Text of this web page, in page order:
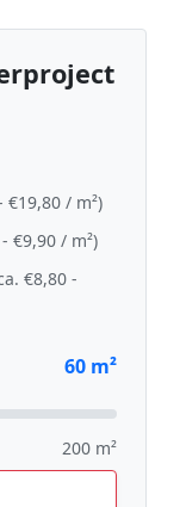
€19,80 / m²)
€9,90 / m²)
€8,80 -
60 m²
200 m²